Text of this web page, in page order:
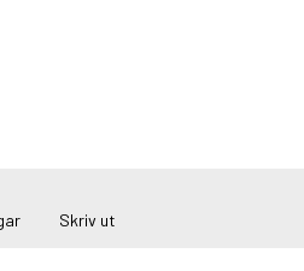
Skriv ut